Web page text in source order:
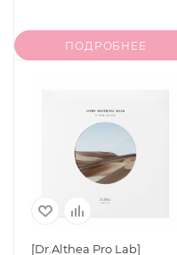
ПОДРОБНЕЕ
[Dr.Althea Pro Lab]